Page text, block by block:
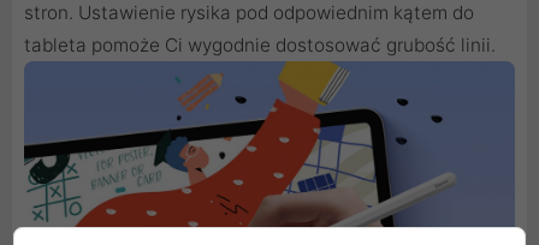
stron. Ustawienie rysika pod odpowiednim kątem do
tableta pomoże Ci wygodnie dostosować grubość linii.